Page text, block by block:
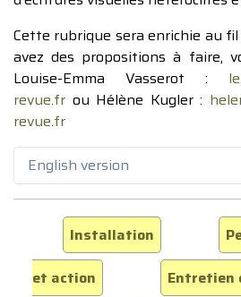
Cette rubrique sera enrichie au fil
avez des propositions à faire,
Louise-Emma Vasserot :
revue.fr ou Hélène Kugler :
revue.fr
English version
Installation
et action
Entretien